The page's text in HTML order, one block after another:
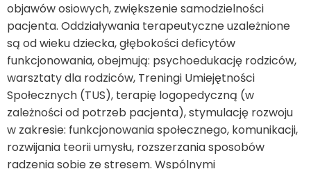
objawów osiowych, zwiększenie samodzielności
pacjenta. Oddziaływania terapeutyczne uzależnione
są od wieku dziecka, głębokości deficytów
funkcjonowania, obejmują: psychoedukację rodziców,
warsztaty dla rodziców, Treningi Umiejętności
Społecznych (TUS), terapię logopedyczną (w
zależności od potrzeb pacjenta), stymulację rozwoju
w zakresie: funkcjonowania społecznego, komunikacji,
rozwijania teorii umysłu, rozszerzania sposobów
radzenia sobie ze stresem. Wspólnymi